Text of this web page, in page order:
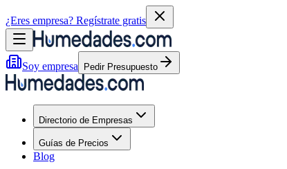
¿Eres empresa? Regístrate gratis
Soy empresa Pedir Presupuesto
Directorio de Empresas
Guías de Precios
Blog